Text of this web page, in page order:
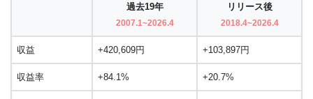
過去19年
2007.1~2026.4
リリース後
2018.4~2026.4
収益 +420,609円 +103,897円
収益率 +84.1% +20.7%